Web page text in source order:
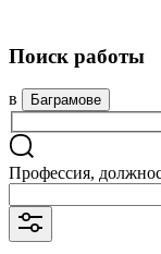
Поиск работы
в Баграмове
Профессия,